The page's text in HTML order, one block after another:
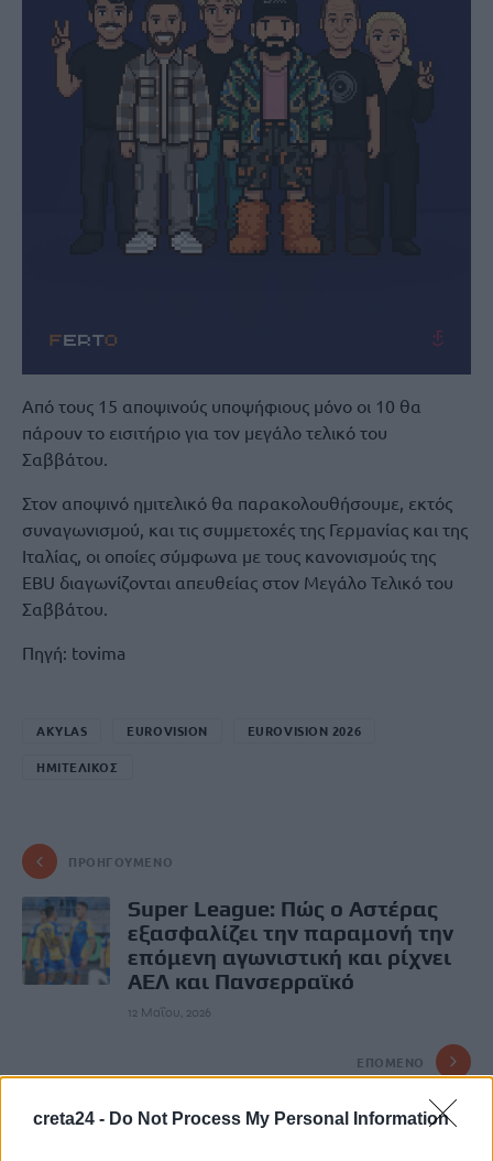
creta24 - Do Not Process My Personal Information
Από τους 15 αποψινούς υποψήφιους μόνο οι 10 θα
πάρουν το εισιτήριο για τον μεγάλο τελικό του
Σαββάτου.
Στον αποψινό ημιτελικό θα παρακολουθήσουμε, εκτός
συναγωνισμού, και τις συμμετοχές της Γερμανίας και της
Ιταλίας, οι οποίες σύμφωνα με τους κανονισμούς της
EBU διαγωνίζονται απευθείας στον Μεγάλο Τελικό του
Σαββάτου.
Πηγή: tovima
AKYLAS EUROVISION EUROVISION 2026
ΗΜΙΤΕΛΙΚΟΣ
ΠΡΟΗΓΟΎΜΕΝΟ
Super League: Πώς ο Αστέρας
εξασφαλίζει την παραμονή την
επόμενη αγωνιστική και ρίχνει
ΑΕΛ και Πανσερραϊκό
12 Μαΐου, 2026
ΕΠΌΜΕΝΟ
Πέθανε ο σπουδαίος
αθλητικογράφος Ηρακλής